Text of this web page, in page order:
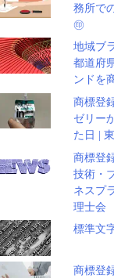
務所で
㊞
地域ブ
都道府
ンドを
商標登
ゼリー
た日 |
商標登
技術・
ネスプ
理士会
標準文
商標登